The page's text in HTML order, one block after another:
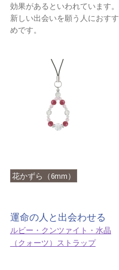
効果があるといわれています。
新しい出会いを願う人におすす
めです。
花かずら（6mm）
運命の人と出会わせる
ルビー・クンツァイト・水晶
（クォーツ）ストラップ